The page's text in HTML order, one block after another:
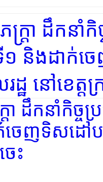
រា ដឹកនាំកិច្
ញទិសដៅបន្ត
េះ